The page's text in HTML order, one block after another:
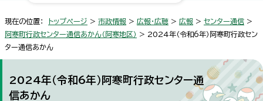
現在の位置： トップページ > 市政情報 > 広報・広聴 > 広報 > センター通信 >
阿寒町行政センター通信あかん（阿寒地区） > 2024年（令和6年）阿寒町行政セン
ター通信あかん
2024年（令和6年）阿寒町行政センター通
信あかん